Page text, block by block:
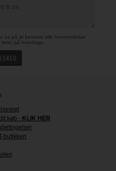
os på at besvare alle henvendelser
timer på hverdage.
køb - KLIK HER
butikken